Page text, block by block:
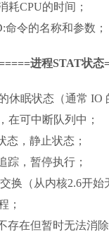
耗CPU的时间；
令的名称和参数；
进程STAT状态
休眠状态（通常 IO
在可中断队列中；
态，静止状态；
踪，暂停执行；
换（从内核2.6开始
；
存在但暂时无法消除